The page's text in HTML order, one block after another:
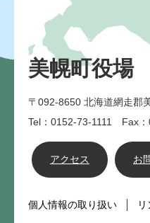
美幌町役場
〒092-8650 北海道網走郡
Tel：0152-73-1111 Fax
アクセス お
個人情報の取り扱い